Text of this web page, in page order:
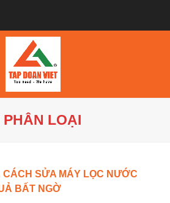
LOẠI
CÁCH SỬA MÁY LỌC NƯỚC
BẤT NGỜ